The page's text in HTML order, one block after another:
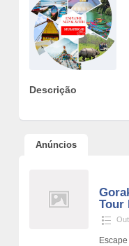
Descrição
Anúncios
Tour